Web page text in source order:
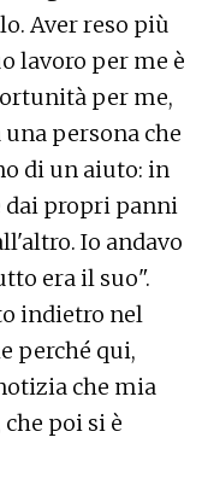
Aver reso più
lavoro per me è
per me,
persona che
di un aiuto: in
dai propri panni
Io andavo
era il suo".
indietro nel
perché qui,
che mia
poi si è